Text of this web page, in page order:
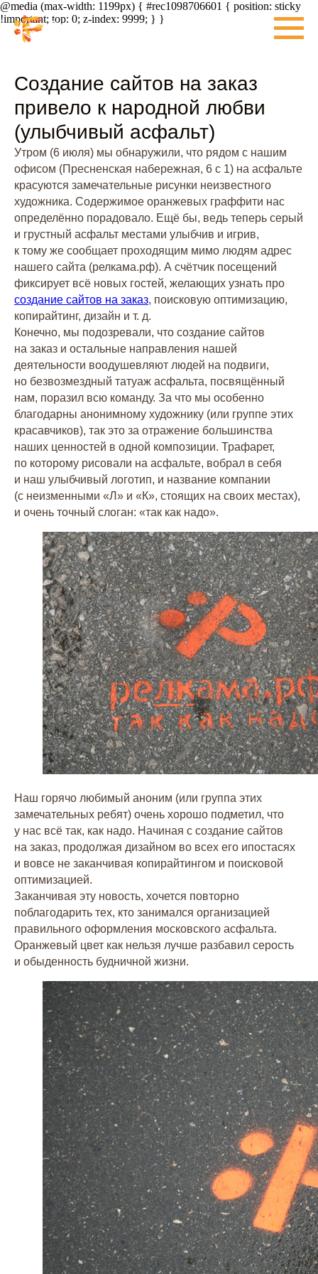
@media (max-width: 1199px) { #rec1098706601 { position: sticky
!important; top: 0; z-index: 9999; } }
Создание сайтов на заказ
привело к народной любви
(улыбчивый асфальт)
Утром (6 июля) мы обнаружили, что рядом с нашим
офисом (Пресненская набережная, 6 с 1) на асфальте
красуются замечательные рисунки неизвестного
художника. Содержимое оранжевых граффити нас
определённо порадовало. Ещё бы, ведь теперь серый
и грустный асфальт местами улыбчив и игрив,
к тому же сообщает проходящим мимо людям адрес
нашего сайта (релкама.рф). А счётчик посещений
фиксирует всё новых гостей, желающих узнать про
создание сайтов на заказ, поисковую оптимизацию,
копирайтинг, дизайн и т. д.
Конечно, мы подозревали, что создание сайтов
на заказ и остальные направления нашей
деятельности воодушевляют людей на подвиги,
но безвозмездный татуаж асфальта, посвящённый
нам, поразил всю команду. За что мы особенно
благодарны анонимному художнику (или группе этих
красавчиков), так это за отражение большинства
наших ценностей в одной композиции. Трафарет,
по которому рисовали на асфальте, вобрал в себя
и наш улыбчивый логотип, и название компании
(с неизменными «Л» и «К», стоящих на своих местах),
и очень точный слоган: «так как надо».
Наш горячо любимый аноним (или группа этих
замечательных ребят) очень хорошо подметил, что
у нас всё так, как надо. Начиная с создание сайтов
на заказ, продолжая дизайном во всех его ипостасях
и вовсе не заканчивая копирайтингом и поисковой
оптимизацией.
Заканчивая эту новость, хочется повторно
поблагодарить тех, кто занимался организацией
правильного оформления московского асфальта.
Оранжевый цвет как нельзя лучше разбавил серость
и обыденность будничной жизни.